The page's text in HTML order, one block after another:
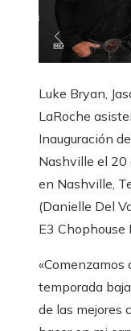
Luke Bryan,
LaRoche
Inauguración
Nashville el
en Nashville,
(Danielle Del
E3 Chophouse
«Comenzamos
temporada
de las mejores